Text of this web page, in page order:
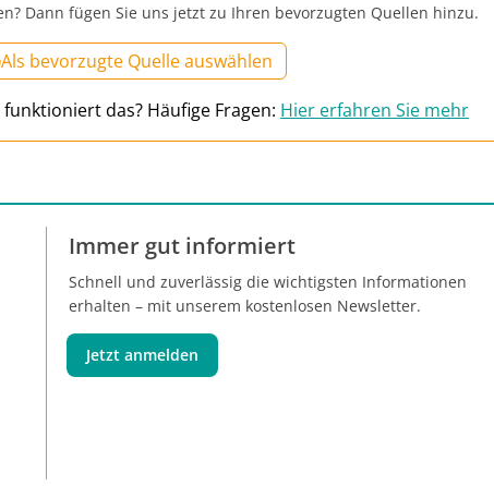
Dann fügen Sie uns jetzt zu Ihren bevorzugten Quellen hinzu.
Als bevorzugte Quelle auswählen
funktioniert das? Häufige Fragen: Hier erfahren Sie mehr
Immer gut informiert
Schnell und zuverlässig die wichtigsten Informationen
erhalten – mit unserem kostenlosen Newsletter.
Jetzt anmelden